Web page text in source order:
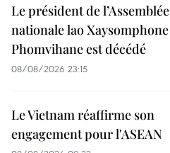
Le président de l’Assemblée
nationale lao Xaysomphone
Phomvihane est décédé
08/08/2026 23:15
Le Vietnam réaffirme son
engagement pour l'ASEAN